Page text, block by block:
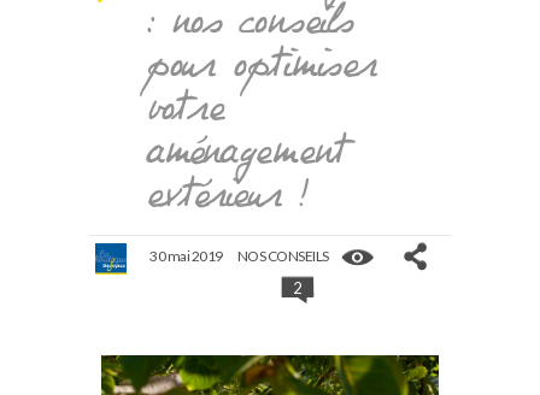
: nos conseils
pour optimiser
votre
aménagement
extérieur !
30 mai 2019 NOS CONSEILS
2